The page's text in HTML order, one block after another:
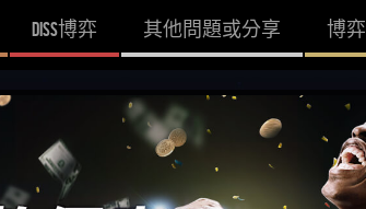
DISS博弈 其他問題或分享 博